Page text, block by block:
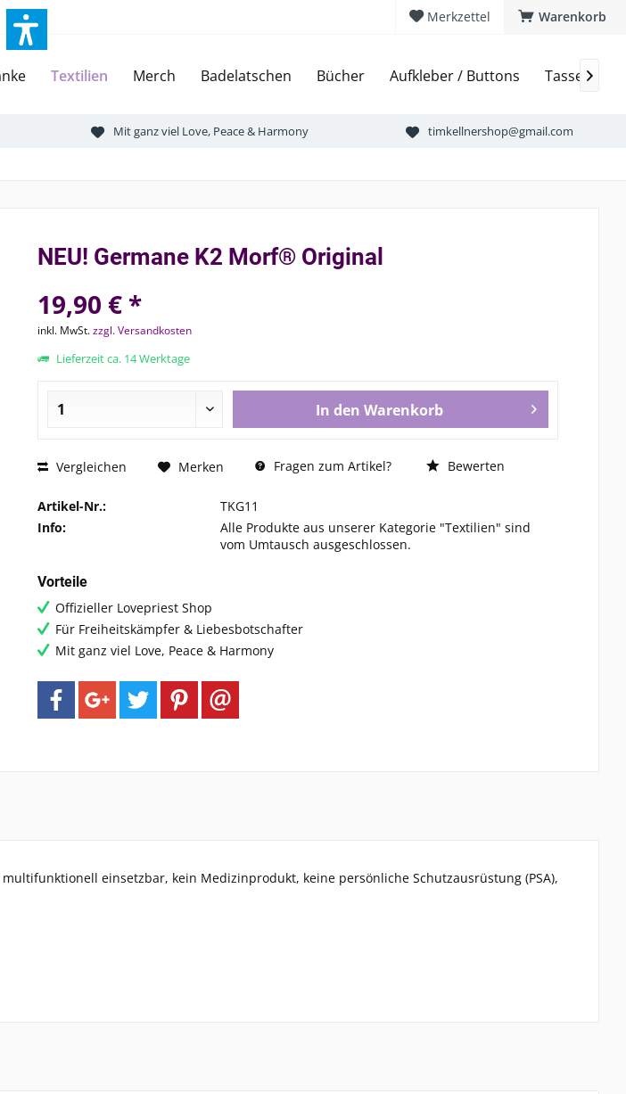
Warenkorb
Merkzettel
Textilien Merch Badelatschen Bücher Aufkleber / Buttons Tassen &

Mit ganz viel Love, Peace & Harmony timkellnershop@gmail.com
NEU! Germane K2 Morf® Original
19,90 € *
inkl. MwSt.zzgl. Versandkosten
Lieferzeit ca. 14 Werktage
In den Warenkorb
Vergleichen Merken Fragen zum Artikel? Bewerten
Artikel-Nr.:
TKG11
Info:
Alle Produkte aus unserer Kategorie "Textilien" sind
vom Umtausch ausgeschlossen.
Vorteile
Offizieller Lovepriest Shop
Für Freiheitskämpfer & Liebesbotschafter
Mit ganz viel Love, Peace & Harmony
einsetzbar, kein Medizinprodukt, keine persönliche Schutzausrüstung (PSA),